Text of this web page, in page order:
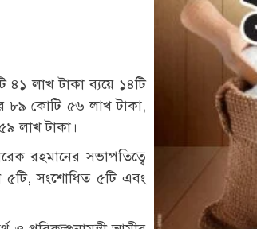
৪১ লাখ টাকা ব্যয়ে ১৪টি
৮৯ কোটি ৫৬ লাখ টাকা,
লাখ টাকা।
রহমানের সভাপতিত্বে
সংশোধিত ৫টি এবং